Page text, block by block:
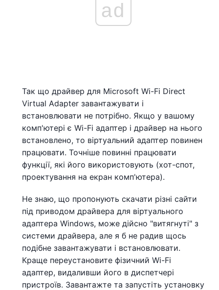
ad
Так що драйвер для Microsoft Wi-Fi Direct
Virtual Adapter завантажувати і
встановлювати не потрібно. Якщо у вашому
комп'ютері є Wi-Fi адаптер і драйвер на нього
встановлено, то віртуальний адаптер повинен
працювати. Точніше повинні працювати
функції, які його використовують (хот-спот,
проектування на екран комп'ютера).
Не знаю, що пропонують скачати різні сайти
під приводом драйвера для віртуального
адаптера Windows, може дійсно "витягнуті" з
системи драйвера, але я б не радив щось
подібне завантажувати і встановлювати.
Краще переустановите фізичний Wi-Fi
адаптер, видаливши його в диспетчері
пристроїв. Завантажте та запустіть установку